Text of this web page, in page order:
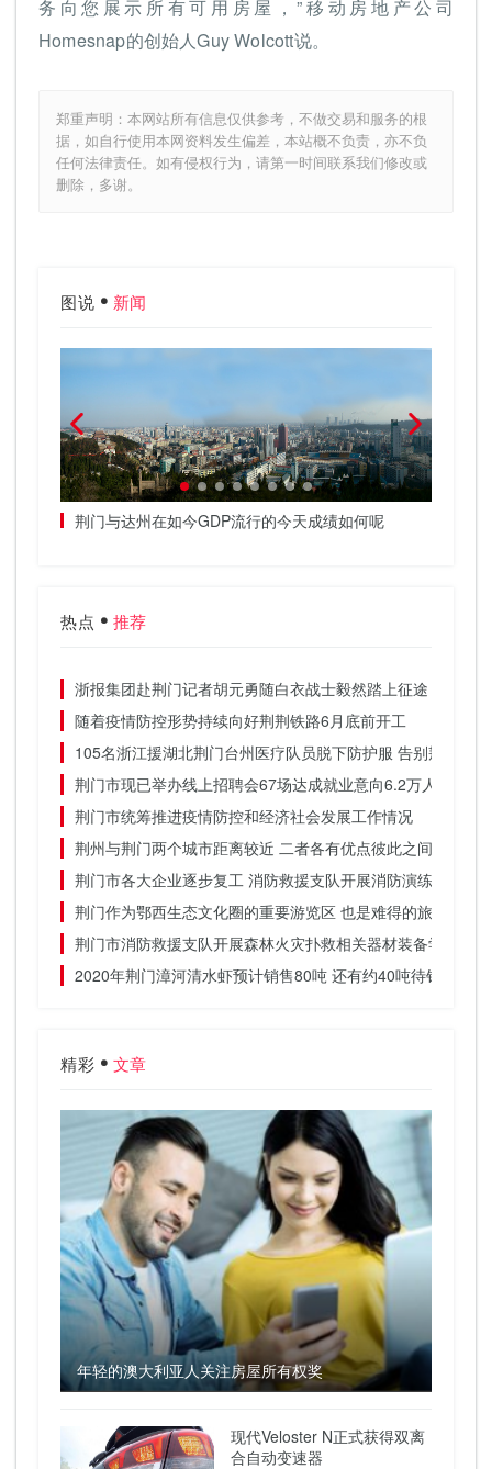
务向您展示所有可用房屋，”移动房地产公司
Homesnap的创始人Guy Wolcott说。
郑重声明：本网站所有信息仅供参考，不做交易和服务的根
据，如自行使用本网资料发生偏差，本站概不负责，亦不负
任何法律责任。如有侵权行为，请第一时间联系我们修改或
删除，多谢。
图说 新闻
荆门与达州在如今GDP流行的今天成绩如何呢
热点 推荐
浙报集团赴荆门记者胡元勇随白衣战士毅然踏上征途
随着疫情防控形势持续向好荆荆铁路6月底前开工
105名浙江援湖北荆门台州医疗队员脱下防护服 告别荆门的
荆门市现已举办线上招聘会67场达成就业意向6.2万人
荆门市统筹推进疫情防控和经济社会发展工作情况
荆州与荆门两个城市距离较近 二者各有优点彼此之间差别不
荆门市各大企业逐步复工 消防救援支队开展消防演练
荆门作为鄂西生态文化圈的重要游览区 也是难得的旅游胜地
荆门市消防救援支队开展森林火灾扑救相关器材装备学习
2020年荆门漳河清水虾预计销售80吨 还有约40吨待销
精彩 文章
年轻的澳大利亚人关注房屋所有权奖
现代Veloster N正式获得双离
合自动变速器